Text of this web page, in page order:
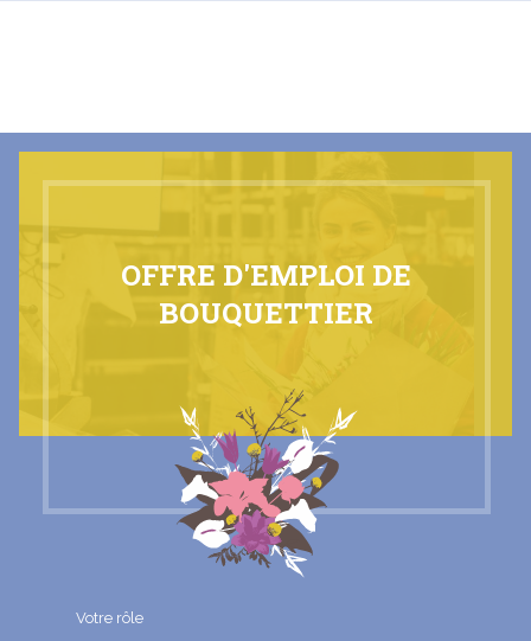
FR
OFFRE D'EMPLOI DE
BOUQUETTIER
Votre rôle